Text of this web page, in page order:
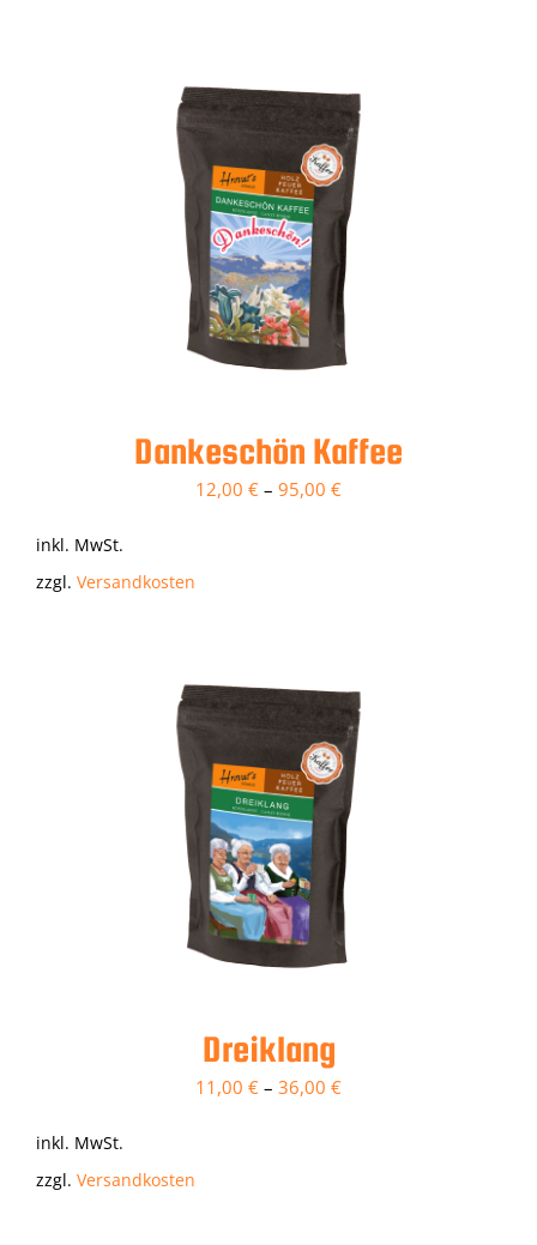
Dankeschön Kaffee
12,00 € – 95,00 €
inkl. MwSt.
zzgl. Versandkosten
Dreiklang
11,00 € – 36,00 €
inkl. MwSt.
zzgl. Versandkosten